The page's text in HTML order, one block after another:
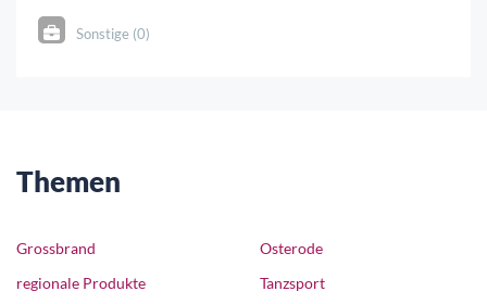
Sonstige (0)
Themen
Grossbrand
regionale Produkte
Osterode
Tanzsport